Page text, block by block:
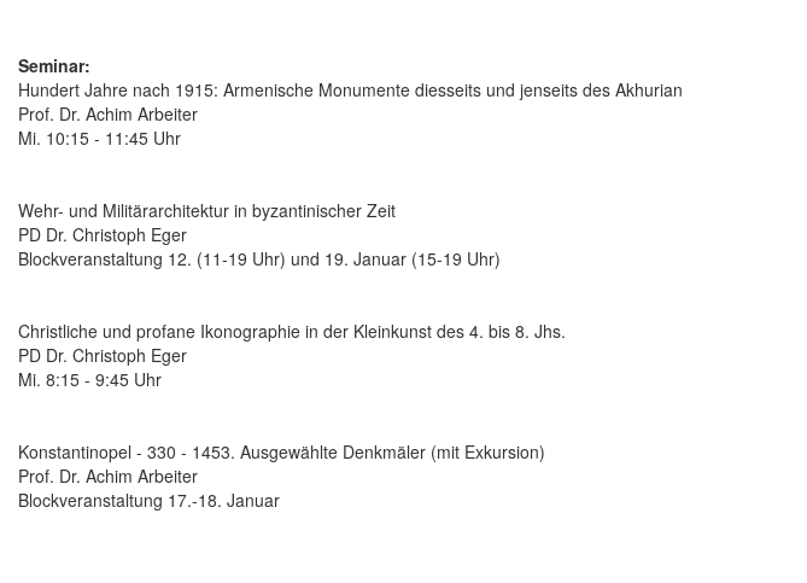
Seminar:
Hundert Jahre nach 1915: Armenische Monumente diesseits und jenseits des Akhurian
Prof. Dr. Achim Arbeiter
Mi. 10:15 - 11:45 Uhr
Wehr- und Militärarchitektur in byzantinischer Zeit
PD Dr. Christoph Eger
Blockveranstaltung 12. (11-19 Uhr) und 19. Januar (15-19 Uhr)
Christliche und profane Ikonographie in der Kleinkunst des 4. bis 8. Jhs.
PD Dr. Christoph Eger
Mi. 8:15 - 9:45 Uhr
Konstantinopel - 330 - 1453. Ausgewählte Denkmäler (mit Exkursion)
Prof. Dr. Achim Arbeiter
Blockveranstaltung 17.-18. Januar